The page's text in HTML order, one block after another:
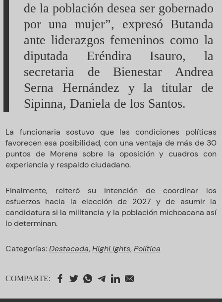
de la población desea ser gobernado
por una mujer”, expresó Butanda
ante liderazgos femeninos como la
diputada Eréndira Isauro, la
secretaria de Bienestar Andrea
Serna Hernández y la titular de
Sipinna, Daniela de los Santos.
La funcionaria sostuvo que las condiciones políticas
favorecen esa posibilidad, con una ventaja de más de 30
puntos de Morena sobre la oposición y cuadros con
experiencia y respaldo ciudadano.
Finalmente, reiteró su intención de coordinar los
esfuerzos hacia la elección de 2027 y de asumir la
candidatura si la militancia y la población michoacana así
lo determinan.
Categorías:Destacada,HighLights,Política
COMPARTE: